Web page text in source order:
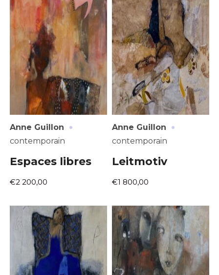
Adresse email*
Statut / Organisation
J'accepte lestermes et conditions
* Champ obligatoire
Adresse email*
Prénom
Statut / Organisation
Anne Guillon ·
contemporain
Espaces libres
€2 200,00
Anne Guillon ·
contemporain
Leitmotiv
€1 800,00